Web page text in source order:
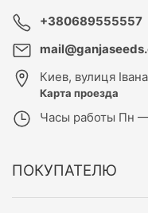
+380689555557
Киев, вулиця
Карта проезда
Часы работы Пн —
ПОКУПАТЕЛЮ